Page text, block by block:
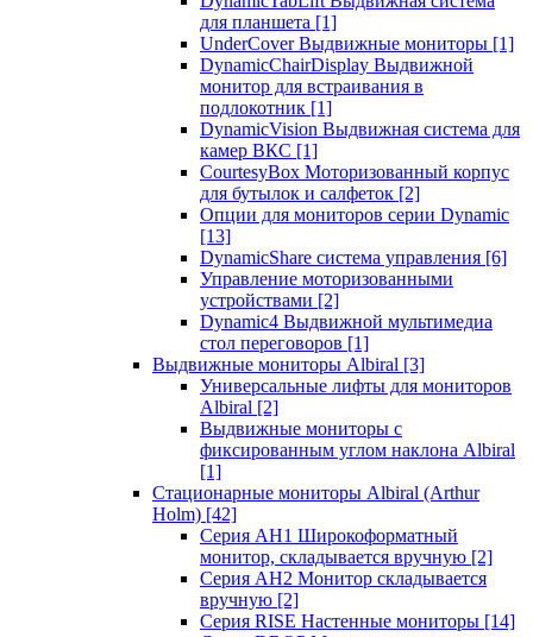
для планшета [1]
UnderCover Выдвижные мониторы [1]
DynamicChairDisplay Выдвижной
монитор для встраивания в
подлокотник [1]
DynamicVision Выдвижная система для
камер ВКС [1]
CourtesyBox Моторизованный корпус
для бутылок и салфеток [2]
Опции для мониторов серии Dynamic
[13]
DynamicShare система управления [6]
Управление моторизованными
устройствами [2]
Dynamic4 Выдвижной мультимедиа
стол переговоров [1]
Выдвижные мониторы Albiral [3]
Универсальные лифты для мониторов
Albiral [2]
Выдвижные мониторы с
фиксированным углом наклона Albiral
[1]
Стационарные мониторы Albiral (Arthur
Holm) [42]
Серия AH1 Широкоформатный
монитор, складывается вручную [2]
Серия AH2 Монитор складывается
вручную [2]
Серия RISE Настенные мониторы [14]